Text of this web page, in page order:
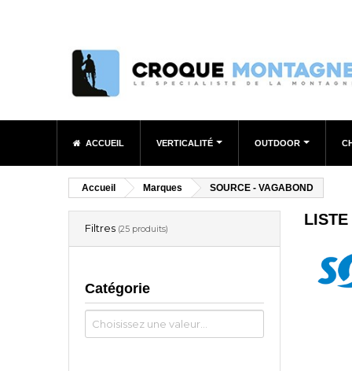
ACCUEIL VERTICALITÉ OUTDOOR
Accueil Marques SOURCE - VAGABOND
Filtres (25 produits)
Catégorie